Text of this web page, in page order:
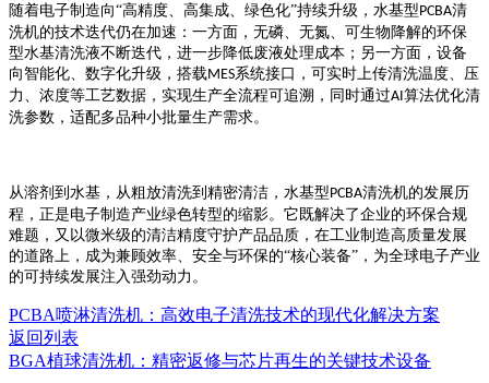
随着电子制造向“高精度、高集成、绿色化”持续升级，水基型PCBA清
洗机的技术迭代仍在加速：一方面，无磷、无氮、可生物降解的环保
型水基清洗液不断迭代，进一步降低废液处理成本；另一方面，设备
向智能化、数字化升级，搭载MES系统接口，可实时上传清洗温度、压
力、浓度等工艺数据，实现生产全流程可追溯，同时通过AI算法优化清
洗参数，适配多品种小批量生产需求。
从溶剂到水基，从粗放清洗到精密清洁，水基型PCBA清洗机的发展历
程，正是电子制造产业绿色转型的缩影。它既解决了企业的环保合规
难题，又以微米级的清洁精度守护产品品质，在工业制造高质量发展
的道路上，成为兼顾效率、安全与环保的“核心装备”，为全球电子产业
的可持续发展注入强劲动力。
PCBA喷淋清洗机：高效电子清洗技术的现代化解决方案
返回列表
BGA植球清洗机：精密返修与芯片再生的关键技术设备